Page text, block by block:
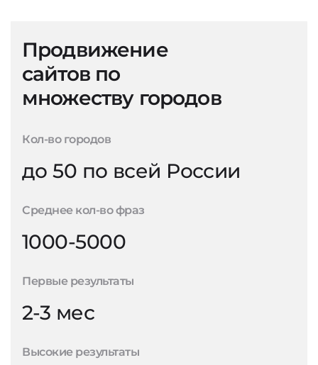
Продвижение
сайтов по
множеству городов
Кол-во городов
до 50 по всей России
Среднее кол-во фраз
1000-5000
Первые результаты
2-3 мес
Высокие результаты